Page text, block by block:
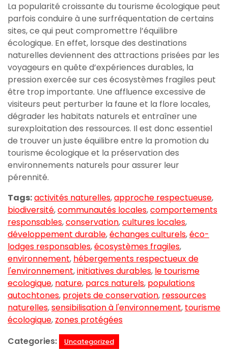
La popularité croissante du tourisme écologique peut
parfois conduire à une surfréquentation de certains
sites, ce qui peut compromettre l’équilibre
écologique. En effet, lorsque des destinations
naturelles deviennent des attractions prisées par les
voyageurs en quête d’expériences durables, la
pression exercée sur ces écosystèmes fragiles peut
être trop importante. Une affluence excessive de
visiteurs peut perturber la faune et la flore locales,
dégrader les habitats naturels et entraîner une
surexploitation des ressources. Il est donc essentiel
de trouver un juste équilibre entre la promotion du
tourisme écologique et la préservation des
environnements naturels pour assurer leur
pérennité.
Tags:activités naturelles,approche respectueuse,
biodiversité,communautés locales,comportements
responsables,conservation,cultures locales,
développement durable,échanges culturels,éco-
lodges responsables,écosystèmes fragiles,
environnement, hébergements respectueux de
l'environnement,initiatives durables, le tourisme
ecologique, nature, parcs naturels, populations
autochtones, projets de conservation, ressources
naturelles,sensibilisation à l'environnement, tourisme
écologique, zones protégées
Categories:
Uncategorized